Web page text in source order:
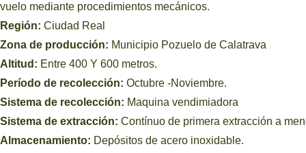
vuelo mediante procedimientos mecánicos.
Región: Ciudad Real
Zona de producción: Municipio Pozuelo de Calatrava
Altitud: Entre 400 Y 600 metros.
Período de recolección: Octubre -Noviembre.
Sistema de recolección: Maquina vendimiadora
Sistema de extracción: Contínuo de primera extracción a
Almacenamiento: Depósitos de acero inoxidable.